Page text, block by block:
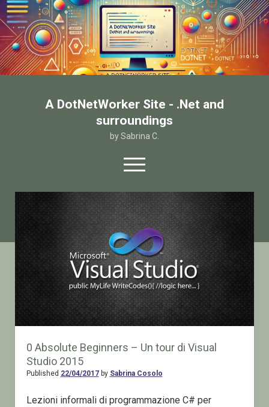
A DotNetWorker Site - .Net and
surroundings
by Sabrina C.
open
menu
twitterfacebook
email-form
Home
Chi sono
Contatto
0 Absolute Beginners – Un tour di Visual
Studio 2015
Published 22/04/2017by Sabrina Cosolo
Lezioni informali di programmazione C# per